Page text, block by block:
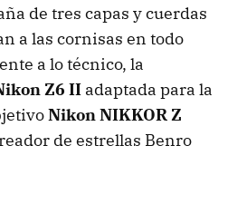
de tres capas y cuerdas
a las cornisas en todo
a lo técnico, la
ikon Z6 II adaptada para la
Nikon NIKKOR Z
de estrellas Benro